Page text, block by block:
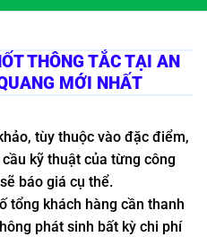
THÔNG TẮC TẠI AN
MỚI NHẤT
tùy thuộc vào đặc điểm,
kỹ thuật của từng công
báo giá cụ thể.
tổng khách hàng cần thanh
phát sinh bất kỳ chi phí